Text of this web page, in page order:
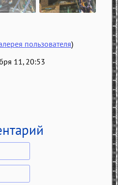
пользователя)
11, 20:53